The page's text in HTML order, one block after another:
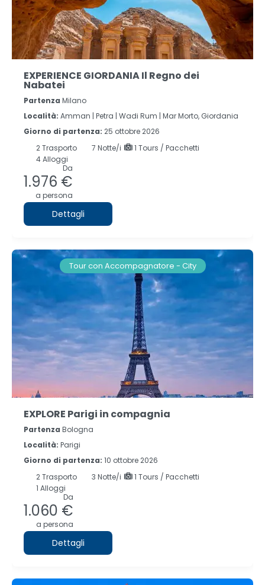
EXPERIENCE GIORDANIA Il Regno dei
Nabatei
Partenza Milano
Località: Amman | Petra | Wadi Rum | Mar Morto, Giordania
Giorno di partenza: 25 ottobre 2026
2Trasporto 7 Notte/i
1 Tours / Pacchetti
4 Alloggi
Da
1.976 €
a persona
Dettagli
Tour con Accompagnatore - City
EXPLORE Parigi in compagnia
Partenza Bologna
Località: Parigi
Giorno di partenza: 10 ottobre 2026
2Trasporto 3 Notte/i
1 Tours / Pacchetti
1 Alloggi
Da
1.060 €
a persona
Dettagli